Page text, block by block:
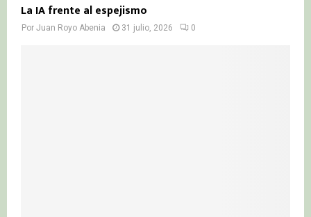
La IA frente al espejismo
Por Juan Royo Abenia 31 julio, 2026 0